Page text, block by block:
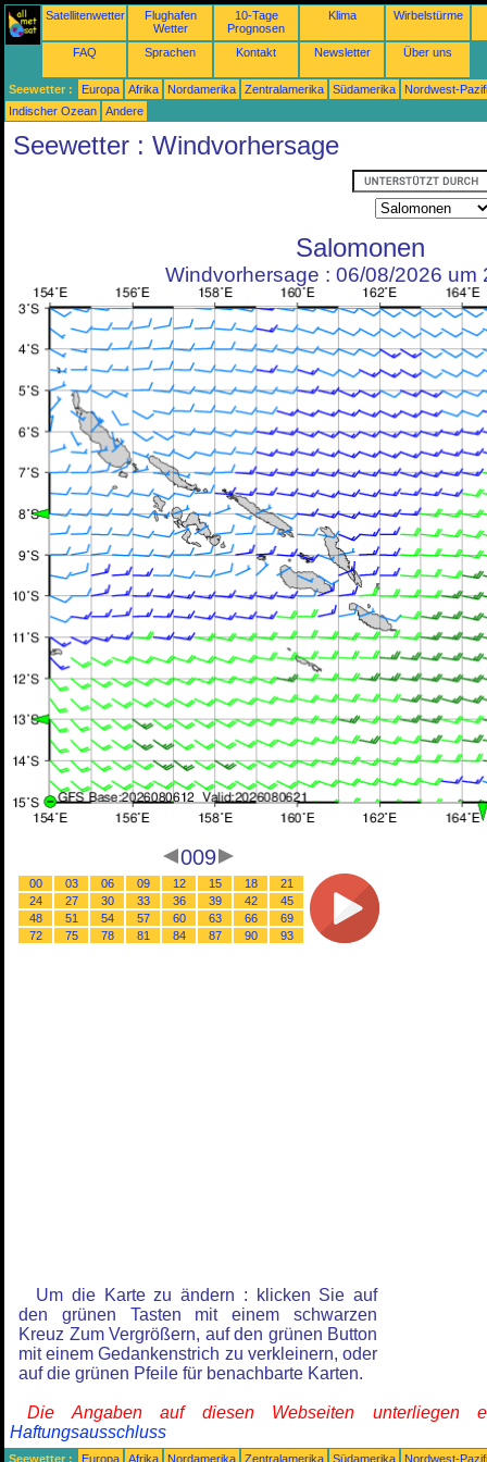
Satellitenwetter
Flughafen
Wetter
10-Tage
Prognosen
Klima Wirbelstürme
FAQ Sprachen Kontakt Newsletter Über uns
Seewetter : Europa Afrika Nordamerika Zentralamerika Südamerika
Nordwest-
Indischer Ozean
Andere
Seewetter : Windvorhersage
Salomonen
Windvorhersage : 06/08/2026 um
009
00 03 06 09 12 15 18
21
24
27 30 33 36 39 42
45
48
51 54 57 60 63 66
69
72
75 78 81 84 87 90 93
Um die Karte zu ändern : klicken Sie auf
den grünen Tasten mit einem schwarzen
Kreuz Zum Vergrößern, auf den grünen Button
mit einem Gedankenstrich zu verkleinern, oder
auf die grünen Pfeile für benachbarte Karten.
Die Angaben auf diesen Webseiten unterliegen
Haftungsausschluss
Seewetter : Europa Afrika Nordamerika Zentralamerika Südamerika
Nordwest-